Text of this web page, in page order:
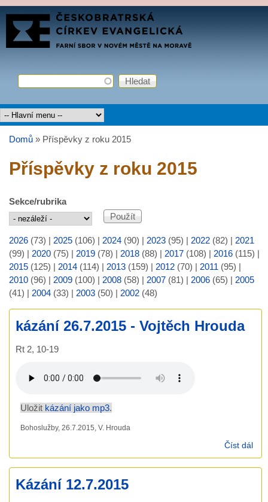
Přejít k hlavnímu obsahu
FARNÍ
SBOR
Vyhledávání
Hledat
Hlavní menu
Jste zde
Domů » Příspěvky z roku 2015
Příspěvky z roku 2015
Sekce/rubrika
2026 (73) | 2025 (106) | 2024 (90) | 2023 (95) | 2022 (82) | 2021
(99) | 2020 (75) | 2019 (78) | 2018 (88) | 2017 (108) | 2016 (115) |
2015 (125) | 2014 (114) | 2013 (159) | 2012 (70) | 2011 (95) |
2010 (96) | 2009 (100) | 2008 (58) | 2007 (81) | 2006 (65) | 2005
(41) | 2004 (33) | 2003 (50) | 2002 (48)
kázání 26.7.2015 - Vojtěch Hrouda
Rt 2, 10-19
Uložit kázání jako mp3.
Bohoslužby, 26.7.2015, V. Hrouda
Číst dál
-
Kázání 12.7.2015